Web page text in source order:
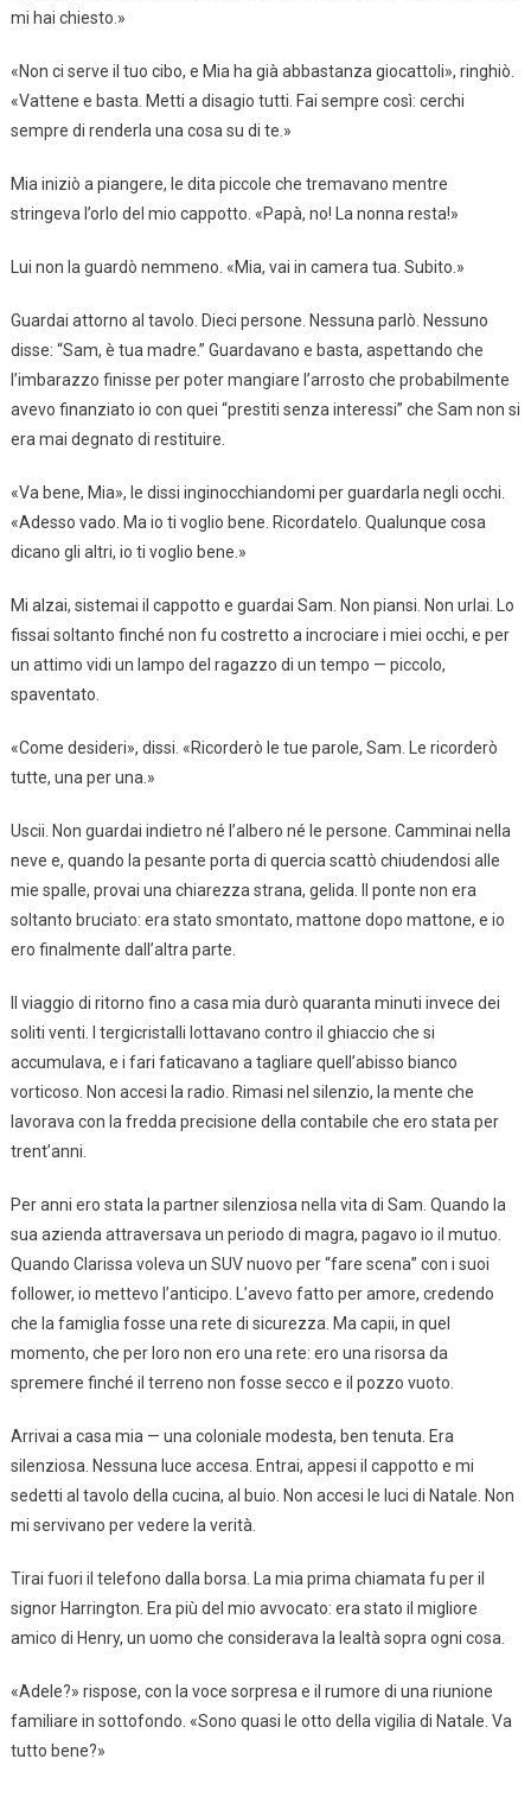
mi hai chiesto.»
«Non ci serve il tuo cibo, e Mia ha già abbastanza giocattoli», ringhiò.
«Vattene e basta. Metti a disagio tutti. Fai sempre così: cerchi
sempre di renderla una cosa su di te.»
Mia iniziò a piangere, le dita piccole che tremavano mentre
stringeva l’orlo del mio cappotto. «Papà, no! La nonna resta!»
Lui non la guardò nemmeno. «Mia, vai in camera tua. Subito.»
Guardai attorno al tavolo. Dieci persone. Nessuna parlò. Nessuno
disse: “Sam, è tua madre.” Guardavano e basta, aspettando che
l’imbarazzo finisse per poter mangiare l’arrosto che probabilmente
avevo finanziato io con quei “prestiti senza interessi” che Sam non si
era mai degnato di restituire.
«Va bene, Mia», le dissi inginocchiandomi per guardarla negli occhi.
«Adesso vado. Ma io ti voglio bene. Ricordatelo. Qualunque cosa
dicano gli altri, io ti voglio bene.»
Mi alzai, sistemai il cappotto e guardai Sam. Non piansi. Non urlai. Lo
fissai soltanto finché non fu costretto a incrociare i miei occhi, e per
un attimo vidi un lampo del ragazzo di un tempo — piccolo,
spaventato.
«Come desideri», dissi. «Ricorderò le tue parole, Sam. Le ricorderò
tutte, una per una.»
Uscii. Non guardai indietro né l’albero né le persone. Camminai nella
neve e, quando la pesante porta di quercia scattò chiudendosi alle
mie spalle, provai una chiarezza strana, gelida. Il ponte non era
soltanto bruciato: era stato smontato, mattone dopo mattone, e io
ero finalmente dall’altra parte.
Il viaggio di ritorno fino a casa mia durò quaranta minuti invece dei
soliti venti. I tergicristalli lottavano contro il ghiaccio che si
accumulava, e i fari faticavano a tagliare quell’abisso bianco
vorticoso. Non accesi la radio. Rimasi nel silenzio, la mente che
lavorava con la fredda precisione della contabile che ero stata per
trent’anni.
Per anni ero stata la partner silenziosa nella vita di Sam. Quando la
sua azienda attraversava un periodo di magra, pagavo io il mutuo.
Quando Clarissa voleva un SUV nuovo per “fare scena” con i suoi
follower, io mettevo l’anticipo. L’avevo fatto per amore, credendo
che la famiglia fosse una rete di sicurezza. Ma capii, in quel
momento, che per loro non ero una rete: ero una risorsa da
spremere finché il terreno non fosse secco e il pozzo vuoto.
Arrivai a casa mia — una coloniale modesta, ben tenuta. Era
silenziosa. Nessuna luce accesa. Entrai, appesi il cappotto e mi
sedetti al tavolo della cucina, al buio. Non accesi le luci di Natale. Non
mi servivano per vedere la verità.
Tirai fuori il telefono dalla borsa. La mia prima chiamata fu per il
signor Harrington. Era più del mio avvocato: era stato il migliore
amico di Henry, un uomo che considerava la lealtà sopra ogni cosa.
«Adele?» rispose, con la voce sorpresa e il rumore di una riunione
familiare in sottofondo. «Sono quasi le otto della vigilia di Natale. Va
tutto bene?»